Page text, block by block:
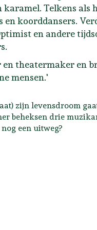
karamel. Telkens als
koorddansers.
en andere
theatermaker en
mensen.'
zijn levensdroom
beheksen drie
een uitweg?